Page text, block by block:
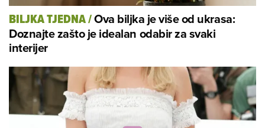
BILJKA TJEDNA/Ova biljka je više od ukrasa:
Doznajte zašto je idealan odabir za svaki
interijer